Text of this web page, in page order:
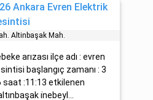
Ankara Evren Elektrik
Altinbaşak Mah.
arızası ilçe adı : evren
başlangıç zamanı : 3
:11:13 etkilenen
i̇nebeyl...